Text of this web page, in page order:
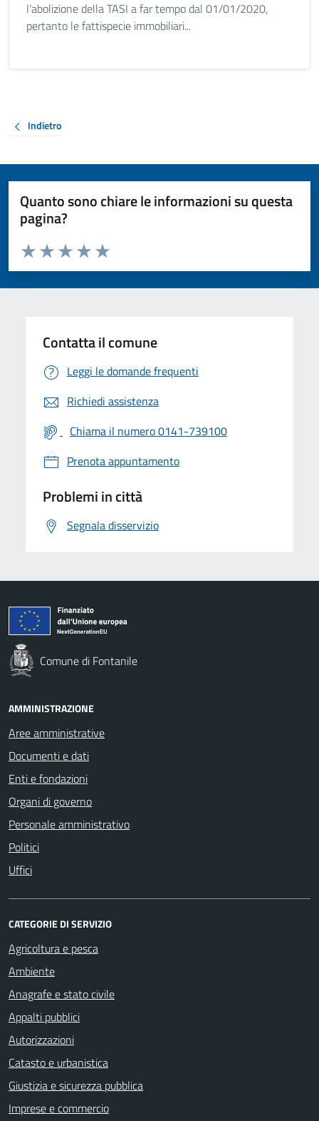
l’abolizione della TASI a far tempo dal 01/01/2020,
pertanto le fattispecie immobiliari...
Indietro
Quanto sono chiare le informazioni su questa
pagina?
Valuta da 1 a 5 stelle la pagina
Valuta 5 stelle su 5
Valuta 4 stelle su 5
Valuta 3 stelle su 5
Valuta 2 stelle su 5
Valuta 1 stelle su 5
Contatta il comune
Leggi le domande frequenti
Richiedi assistenza
Chiama il numero 0141-739100
Prenota appuntamento
Problemi in città
Segnala disservizio
Comune di Fontanile
AMMINISTRAZIONE
Aree amministrative
Documenti e dati
Enti e fondazioni
Organi di governo
Personale amministrativo
Politici
Uffici
CATEGORIE DI SERVIZIO
Agricoltura e pesca
Ambiente
Anagrafe e stato civile
Appalti pubblici
Autorizzazioni
Catasto e urbanistica
Giustizia e sicurezza pubblica
Imprese e commercio